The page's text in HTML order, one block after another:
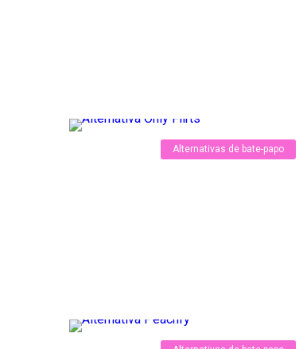
Alternativas de bate-papo